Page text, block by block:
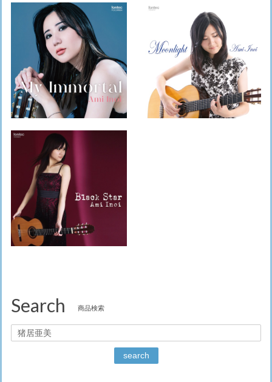
Search 商品検索
search